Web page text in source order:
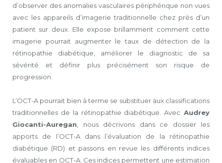
d’observer des anomalies vasculaires périphérique non vues
avec les appareils d’imagerie traditionnelle chez près d’un
patient sur deux. Elle expose brillamment comment cette
imagerie pourrait augmenter le taux de détection de la
rétinopathie diabétique, améliorer le diagnostic de sa
sévérité et définir plus précisément son risque de
progression.
L’OCT-A pourrait bien à terme se substituer aux classifications
traditionnelles de la rétinopathie diabétique. Avec Audrey
Giocanti-Auregan, nous décrivons dans ce dossier les
apports de l’OCT-A dans l’évaluation de la rétinopathie
diabétique (RD) et passons en revue les différents indices
évaluables en OCT-A. Ces indices permettent une estimation